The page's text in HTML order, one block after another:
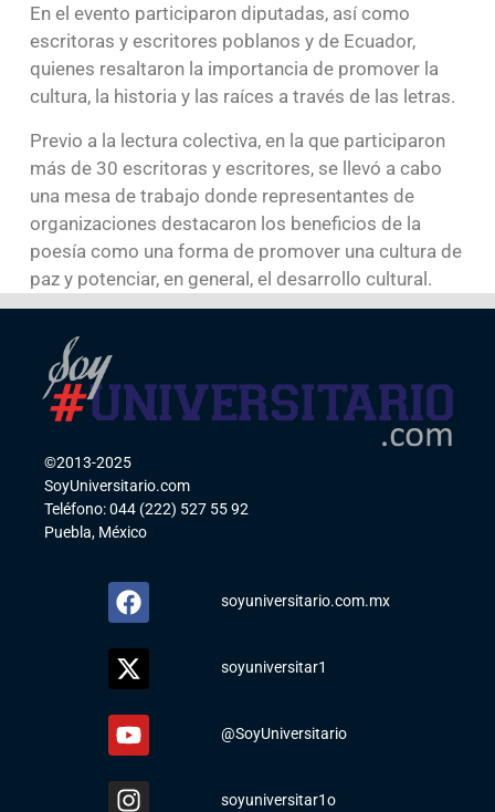
En el evento participaron diputadas, así como
escritoras y escritores poblanos y de Ecuador,
quienes resaltaron la importancia de promover la
cultura, la historia y las raíces a través de las letras.
Previo a la lectura colectiva, en la que participaron
más de 30 escritoras y escritores, se llevó a cabo
una mesa de trabajo donde representantes de
organizaciones destacaron los beneficios de la
poesía como una forma de promover una cultura de
paz y potenciar, en general, el desarrollo cultural.
©2013-2025
SoyUniversitario.com
Teléfono: 044 (222) 527 55 92
Puebla, México
soyuniversitario.com.mx
soyuniversitar1
@SoyUniversitario
soyuniversitar1o